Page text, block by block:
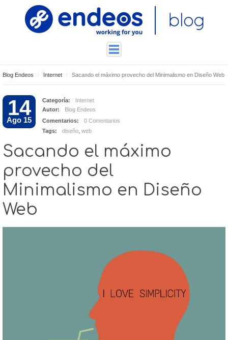
TECNOLOGÍA
Blog Endeos Internet Sacando el máximo provecho del Minimalismo en Diseño Web
14
Ago 15
Categoría:
Internet
Autor:
Blog Endeos
Comentarios:
0 Comentarios
Tags:
diseño web
Sacando el máximo
provecho del
Minimalismo en Diseño
Web